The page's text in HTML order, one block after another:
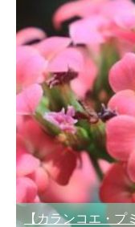
【カランコエ・